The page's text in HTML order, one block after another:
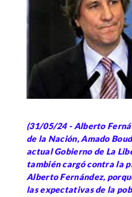
(31/05/24 - Alberto
de la Nación, Amado
actual Gobierno de La
también cargó contra la
Alberto Fernández,
las expectativas de la